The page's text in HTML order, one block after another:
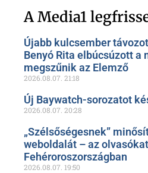
oldalunkon!
A Media1
Újabb kulcsember
Benyó Rita elbúcsúzott a
megszűnik az Elemző
2026.08.07. 21:18
Új Baywatch-sorozatot
2026.08.07. 20:28
„Szélsőségesnek”
weboldalát – az
Fehéroroszországban
2026.08.07. 19:50